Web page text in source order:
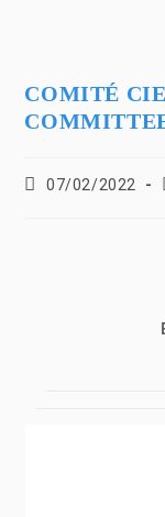
COMITÉ
07/02/2022